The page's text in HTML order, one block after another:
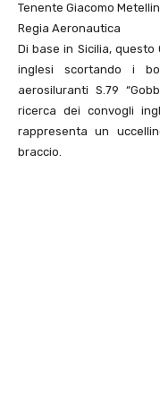
Tenente Giacomo
Regia Aeronautica
Di base in Sicilia,
inglesi scortando i
aerosiluranti S.79
ricerca dei convogli
rappresenta un
braccio.